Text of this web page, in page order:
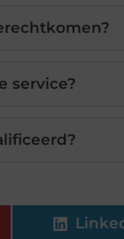
service?